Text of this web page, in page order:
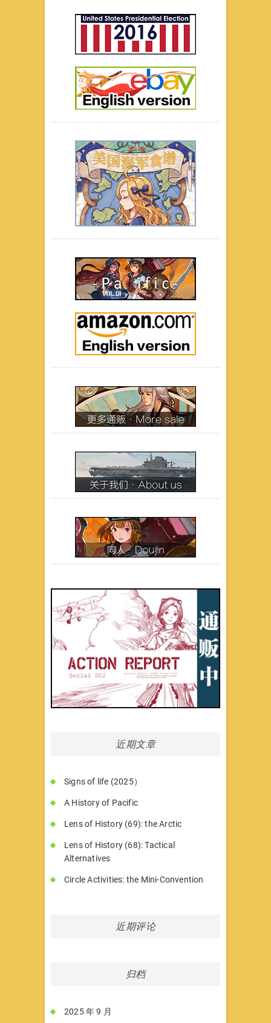
近期文章
Signs of life (2025）
A History of Pacific
Lens of History (69): the Arctic
Lens of History (68): Tactical
Alternatives
Circle Activities: the Mini-Convention
近期评论
归档
2025 年 9 月